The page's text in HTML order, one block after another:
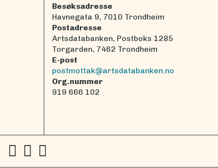
Besøksadresse
Havnegata 9, 7010 Trondheim
Postadresse
Artsdatabanken, Postboks 1285
Torgarden, 7462 Trondheim
E-post
postmottak@artsdatabanken.no
Org.nummer
919 666 102